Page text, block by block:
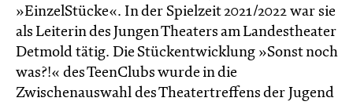
»EinzelStücke«. In der Spielzeit 2021/2022 war sie
als Leiterin des Jungen Theaters am Landestheater
Detmold tätig. Die Stückentwicklung »Sonst noch
was?!« des TeenClubs wurde in die
Zwischenauswahl des Theatertreffens der Jugend